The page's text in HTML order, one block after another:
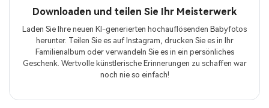
Downloaden und teilen Sie Ihr Meisterwerk
Laden Sie Ihre neuen KI-generierten hochauflösenden Babyfotos
herunter. Teilen Sie es auf Instagram, drucken Sie es in Ihr
Familienalbum oder verwandeln Sie es in ein persönliches
Geschenk. Wertvolle künstlerische Erinnerungen zu schaffen war
noch nie so einfach!